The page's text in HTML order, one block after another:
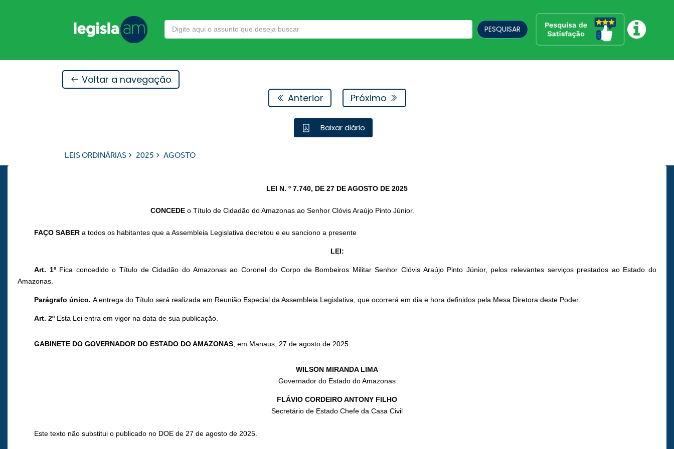
PESQUISAR
Voltar a navegação
Anterior
Próximo
Baixar diário
LEIS ORDINÁRIAS 2025 AGOSTO
LEI N. º 7.740, DE 27 DE AGOSTO DE 2025
CONCEDE o Título de Cidadão do Amazonas ao Senhor Clóvis Araújo Pinto Júnior.
FAÇO SABER a todos os habitantes que a Assembleia Legislativa decretou e eu sanciono a presente
LEI:
Art. 1ºFica concedido o Título de Cidadão do Amazonas ao Coronel do Corpo de Bombeiros Militar Senhor Clóvis Araújo Pinto Júnior, pelos relevantes serviços prestados ao Estado do
Amazonas.
Parágrafo único.A entrega do Título será realizada em Reunião Especial da Assembleia Legislativa, que ocorrerá em dia e hora definidos pela Mesa Diretora deste Poder.
Art. 2º Esta Lei entra em vigor na data de sua publicação.
GABINETE DO GOVERNADOR DO ESTADO DO AMAZONAS, em Manaus, 27 de agosto de 2025.
WILSON MIRANDA LIMA
Governador do Estado do Amazonas
FLÁVIO CORDEIRO ANTONY FILHO
Secretário de Estado Chefe da Casa Civil
Este texto não substitui o publicado no DOE de 27 de agosto de 2025.